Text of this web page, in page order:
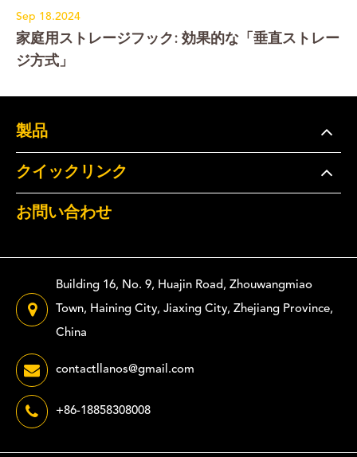
Sep 18.2024
家庭用ストレージフック: 効果的な「垂直ストレー
ジ方式」
製品
クイックリンク
お問い合わせ
Building 16, No. 9, Huajin Road, Zhouwangmiao
Town, Haining City, Jiaxing City, Zhejiang Province,
China
contactllanos@gmail.com
+86-18858308008